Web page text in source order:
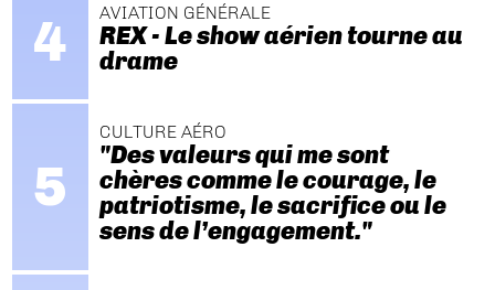
AVIATION GÉNÉRALE
REX - Le show aérien tourne au
drame
CULTURE AÉRO
"Des valeurs qui me sont
chères comme le courage, le
patriotisme, le sacrifice ou le
sens de l’engagement."